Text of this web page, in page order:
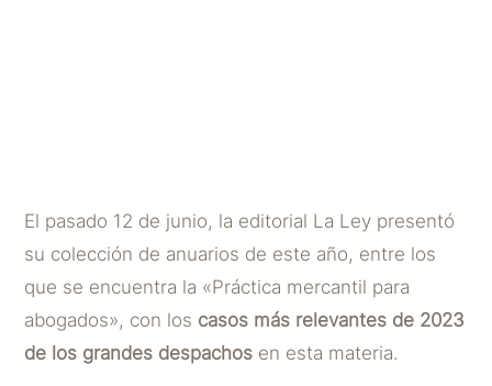
El pasado 12 de junio, la editorial La Ley presentó
su colección de anuarios de este año, entre los
que se encuentra la «Práctica mercantil para
abogados», con los casos más relevantes de 2023
de los grandes despachos en esta materia.